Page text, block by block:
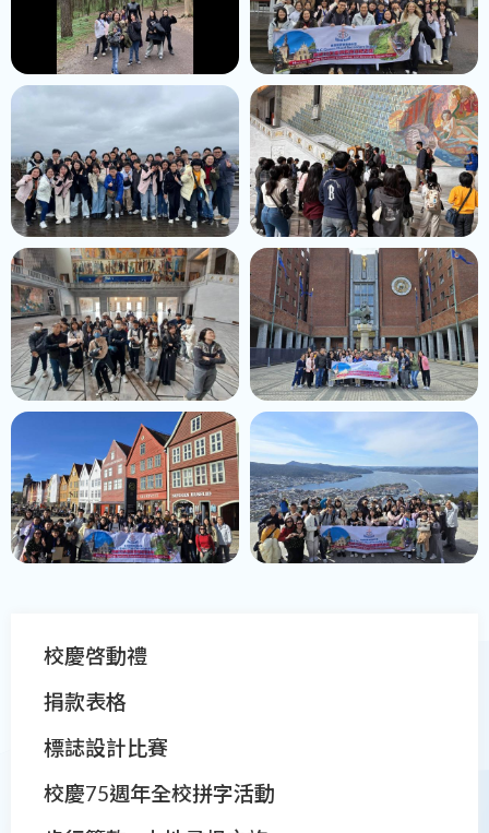
Main
navigation
校慶啓動禮
捐款表格
標誌設計比賽
校慶75週年全校拼字活動